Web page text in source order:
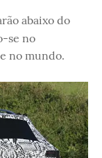
abaixo do
se no
no mundo.